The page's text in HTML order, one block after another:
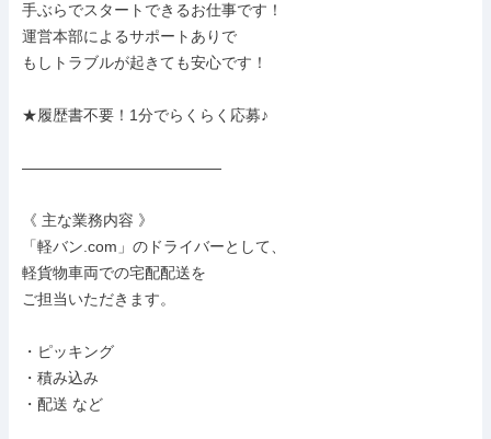
手ぶらでスタートできるお仕事です！
運営本部によるサポートありで
もしトラブルが起きても安心です！
★履歴書不要！1分でらくらく応募♪
―――――――――――――
《 主な業務内容 》
「軽バン.com」のドライバーとして、
軽貨物車両での宅配配送を
ご担当いただきます。
・ピッキング
・積み込み
・配送 など